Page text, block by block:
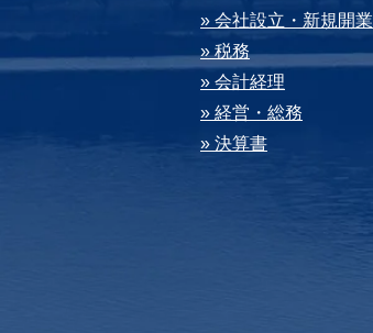
» 会社設⽴・新規開業
» 税務
» 会計経理
» 経営・総務
» 決算書